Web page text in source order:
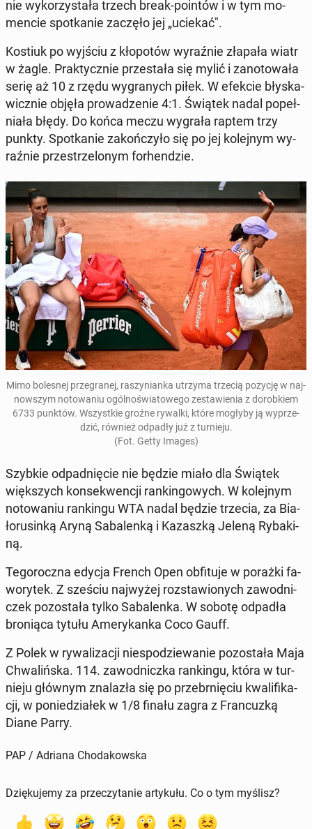
nie wy­ko­rzy­sta­ła trzech break-pointów i w tym mo­
men­cie spo­tka­nie zaczęło jej „uciekać".
Kostiuk po wyjściu z kło­po­tów wy­raź­nie złapała wiatr
w żagle. Prak­tycz­nie prze­sta­ła się mylić i za­no­to­wa­ła
serię aż 10 z rzędu wy­gra­nych piłek. W efekcie bły­ska­
wicz­nie objęła pro­wa­dze­nie 4:1. Świątek nadal po­peł­
nia­ła błędy. Do końca meczu wygrała raptem trzy
punkty. Spo­tka­nie za­koń­czy­ło się po jej ko­lej­nym wy­
raź­nie prze­strze­lo­nym for­hen­dzie.
Mimo bo­le­snej prze­gra­nej, ra­szy­nian­ka utrzyma trzecią pozycję w naj­
now­szym no­to­wa­niu ogól­no­świa­to­we­go ze­sta­wie­nia z do­rob­kiem
6733 punktów. Wszyst­kie groźne rywalki, które mogłyby ją wy­prze­
dzić, również odpadły już z tur­nie­ju.
(Fot. Getty Images)
Szybkie od­pad­nię­cie nie będzie miało dla Świątek
więk­szych kon­se­kwen­cji ran­kin­go­wych. W ko­lej­nym
no­to­wa­niu ran­kin­gu WTA nadal będzie trzecia, za Bia­
ło­ru­sin­ką Aryną Sa­ba­len­ką i Ka­zasz­ką Jeleną Ry­ba­ki­
ną.
Te­go­rocz­na edycja French Open ob­fi­tu­je w porażki fa­
wo­ry­tek. Z sześciu naj­wy­żej roz­sta­wio­nych za­wod­ni­
czek po­zo­sta­ła tylko Sa­ba­len­ka. W sobotę odpadła
bro­nią­ca tytułu Ame­ry­kan­ka Coco Gauff.
Z Polek w ry­wa­li­za­cji nie­spo­dzie­wa­nie po­zo­sta­ła Maja
Chwa­liń­ska. 114. za­wod­nicz­ka ran­kin­gu, która w tur­
nie­ju głównym zna­la­zła się po prze­brnię­ciu kwa­li­fi­ka­
cji, w po­nie­dzia­łek w 1/8 finału zagra z Fran­cuz­ką
Diane Parry.
PAP / Adriana Chodakowska
Dziękujemy za przeczytanie artykułu. Co o tym myślisz?